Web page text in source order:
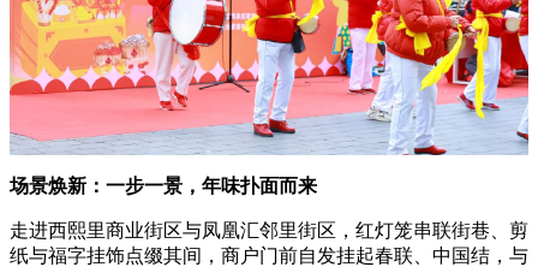
场景焕新：一步一景，年味扑面而来
走进西熙里商业街区与凤凰汇邻里街区，红灯笼串联街巷、剪
纸与福字挂饰点缀其间，商户门前自发挂起春联、中国结，与